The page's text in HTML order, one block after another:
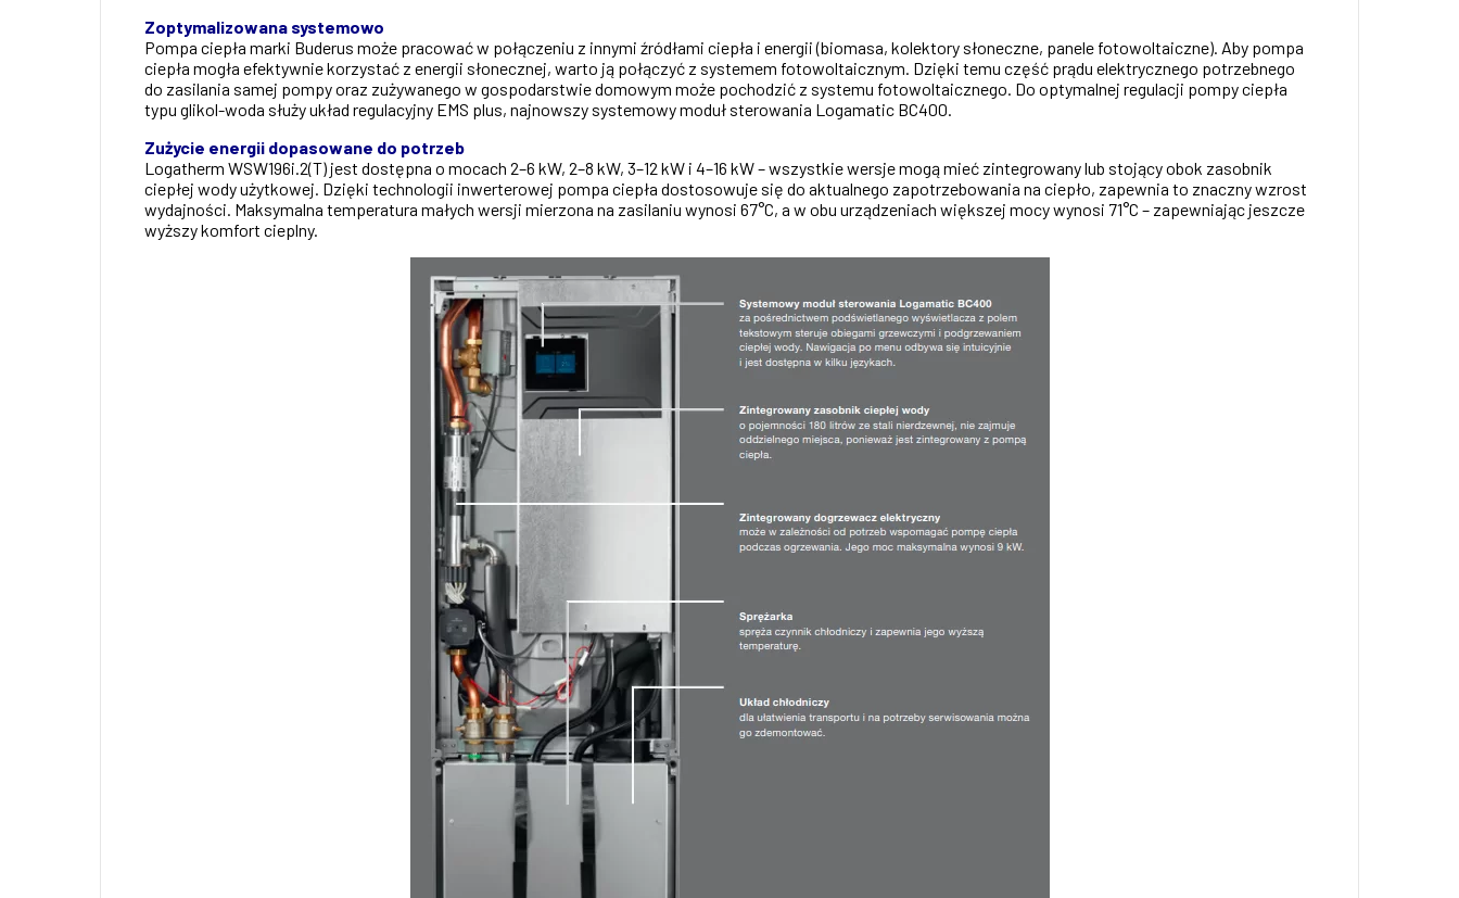
Zoptymalizowana systemowo
Pompa ciepła marki Buderus może pracować w połączeniu z innymi źródłami ciepła i energii (biomasa, kolektory słoneczne, panele fotowoltaiczne). Aby pompa
ciepła mogła efektywnie korzystać z energii słonecznej, warto ją połączyć z systemem fotowoltaicznym. Dzięki temu część prądu elektrycznego potrzebnego
do zasilania samej pompy oraz zużywanego w gospodarstwie domowym może pochodzić z systemu fotowoltaicznego. Do optymalnej regulacji pompy ciepła
typu glikol-woda służy układ regulacyjny EMS plus, najnowszy systemowy moduł sterowania Logamatic BC400.
Zużycie energii dopasowane do potrzeb
Logatherm WSW196i.2(T) jest dostępna o mocach 2–6 kW, 2–8 kW, 3–12 kW i 4–16 kW – wszystkie wersje mogą mieć zintegrowany lub stojący obok zasobnik
ciepłej wody użytkowej. Dzięki technologii inwerterowej pompa ciepła dostosowuje się do aktualnego zapotrzebowania na ciepło, zapewnia to znaczny wzrost
wydajności. Maksymalna temperatura małych wersji mierzona na zasilaniu wynosi 67°C, a w obu urządzeniach większej mocy wynosi 71°C – zapewniając jeszcze
wyższy komfort cieplny.